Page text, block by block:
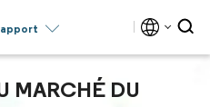
MARCHÉ DU